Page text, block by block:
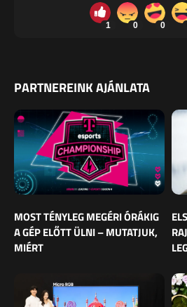
1 0 0
PARTNEREINK AJÁNLATA
MOST TÉNYLEG MEGÉRI ÓRÁKIG
A GÉP ELŐTT ÜLNI – MUTATJUK,
MIÉRT